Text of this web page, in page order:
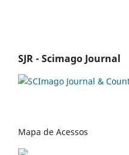
SJR - Scimago Journal
Mapa de Acessos